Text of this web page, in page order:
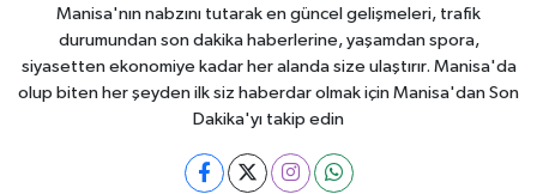
Manisa'nın nabzını tutarak en güncel gelişmeleri, trafik
durumundan son dakika haberlerine, yaşamdan spora,
siyasetten ekonomiye kadar her alanda size ulaştırır. Manisa'da
olup biten her şeyden ilk siz haberdar olmak için Manisa'dan Son
Dakika'yı takip edin